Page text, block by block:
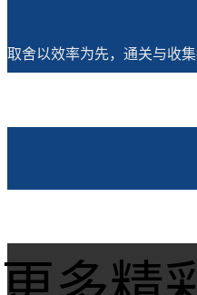
取舍以效率为先，通关与收集